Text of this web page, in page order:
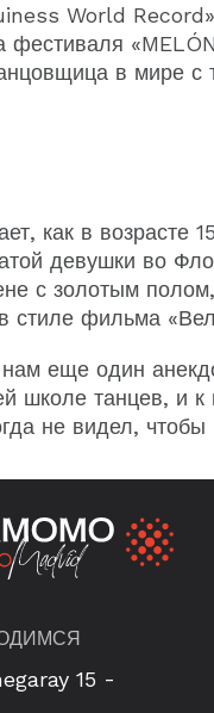
World
фестиваля
в мире с
как в возрасте
девушки во
с золотым
стиле фильма
еще один
школе танцев, и
не видел,
15 -